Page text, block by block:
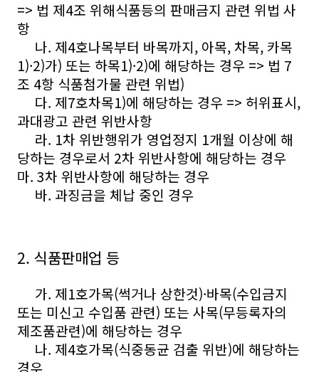
=> 법 제4조 위해식품등의 판매금지 관련 위법 사
항
나. 제4호나목부터 바목까지, 아목, 차목, 카목
1)·2)가) 또는 하목1)·2)에 해당하는 경우 => 법 7
조 4항 식품첨가물 관련 위법)
다. 제7호차목1)에 해당하는 경우 => 허위표시,
과대광고 관련 위반사항
라. 1차 위반행위가 영업정지 1개월 이상에 해
당하는 경우로서 2차 위반사항에 해당하는 경우
마. 3차 위반사항에 해당하는 경우
바. 과징금을 체납 중인 경우
2. 식품판매업 등
가. 제1호가목(썩거나 상한것)·바목(수입금지
또는 미신고 수입품 관련) 또는 사목(무등록자의
제조품관련)에 해당하는 경우
나. 제4호가목(식중동균 검출 위반)에 해당하는
경우